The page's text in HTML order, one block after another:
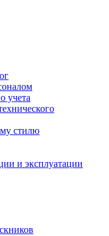
учета
стилю
и эксплуатации